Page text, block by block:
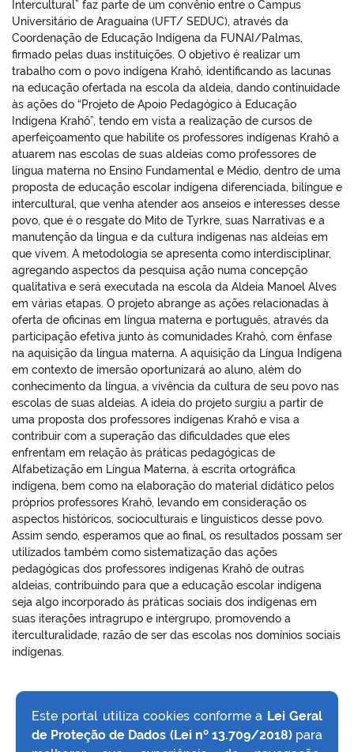
Intercultural” faz parte de um convênio entre o Campus
Universitário de Araguaína (UFT/ SEDUC), através da
Coordenação de Educação Indígena da FUNAI/Palmas,
firmado pelas duas instituições. O objetivo é realizar um
trabalho com o povo indígena Krahô, identificando as lacunas
na educação ofertada na escola da aldeia, dando continuidade
às ações do “Projeto de Apoio Pedagógico à Educação
Indígena Krahô”, tendo em vista a realização de cursos de
aperfeiçoamento que habilite os professores indígenas Krahô a
atuarem nas escolas de suas aldeias como professores de
língua materna no Ensino Fundamental e Médio, dentro de uma
proposta de educação escolar indígena diferenciada, bilíngue e
intercultural, que venha atender aos anseios e interesses desse
povo, que é o resgate do Mito de Tyrkre, suas Narrativas e a
manutenção da língua e da cultura indígenas nas aldeias em
que vivem. A metodologia se apresenta como interdisciplinar,
agregando aspectos da pesquisa ação numa concepção
qualitativa e será executada na escola da Aldeia Manoel Alves
em várias etapas. O projeto abrange as ações relacionadas à
oferta de oficinas em língua materna e português, através da
participação efetiva junto às comunidades Krahô, com ênfase
na aquisição da língua materna. A aquisição da Língua Indígena
em contexto de imersão oportunizará ao aluno, além do
conhecimento da língua, a vivência da cultura de seu povo nas
escolas de suas aldeias. A ideia do projeto surgiu a partir de
uma proposta dos professores indígenas Krahô e visa a
contribuir com a superação das dificuldades que eles
enfrentam em relação às práticas pedagógicas de
Alfabetização em Língua Materna, à escrita ortográfica
indígena, bem como na elaboração do material didático pelos
próprios professores Krahô, levando em consideração os
aspectos históricos, socioculturais e linguísticos desse povo.
Assim sendo, esperamos que ao final, os resultados possam ser
utilizados também como sistematização das ações
pedagógicas dos professores indígenas Krahô de outras
aldeias, contribuindo para que a educação escolar indígena
seja algo incorporado às práticas sociais dos indígenas em
suas iterações intragrupo e intergrupo, promovendo a
iterculturalidade, razão de ser das escolas nos domínios sociais
indígenas.
VOLTAR AO TOPO
Este portal utiliza cookies conforme a Lei Geral
de Proteção de Dados (Lei nº 13.709/2018)para